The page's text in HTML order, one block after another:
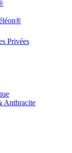
Privées
Anthracite